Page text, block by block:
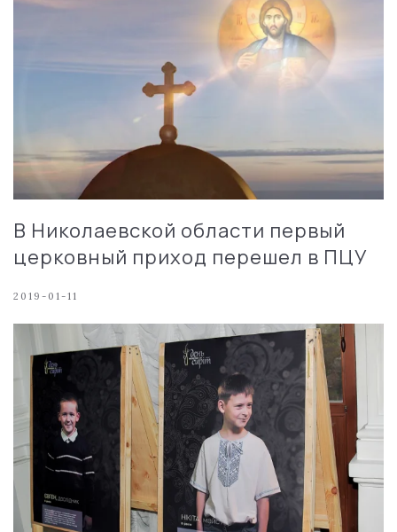
В Николаевской области первый
церковный приход перешел в ПЦУ
2019-01-11